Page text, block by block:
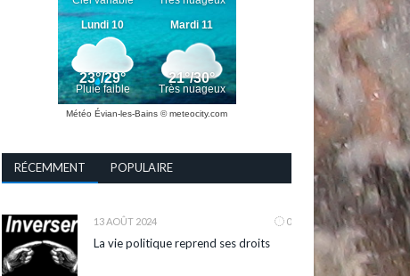
Météo Évian-les-Bains © meteocity.com
RÉCEMMENT POPULAIRE
13 AOÛT 2024 0
La vie politique reprend ses droits